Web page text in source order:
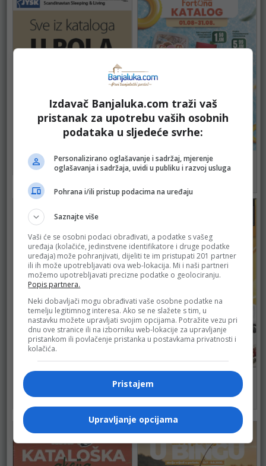
JYSK
do 18.08.2026.
92
FORTUNA
do 31.08.2026.
do 16.08.2026.
do 16.08.2026.
Izdavač Banjaluka.com traži vaš
pristanak za upotrebu vaših osobnih
podataka u sljedeće svrhe:
Personalizirano oglašavanje i sadržaj, mjerenje
oglašavanja i sadržaja, uvidi u publiku i razvoj usluga
Pohrana i/ili pristup podacima na uređaju
Saznajte više
Vaši će se osobni podaci obrađivati, a podatke s vašeg
uređaja (kolačiće, jedinstvene identifikatore i druge podatke
uređaja) može pohranjivati, dijeliti te im pristupati 201 partner
ili ih može upotrebljavati ova web-lokacija. Mi i naši partneri
možemo upotrebljavati precizne podatke o geolociranju.
Popis partnera.
Neki dobavljači mogu obrađivati vaše osobne podatke na
temelju legitimnog interesa. Ako se ne slažete s tim, u
nastavku možete upravljati svojim opcijama. Potražite vezu pri
dnu ove stranice ili na izborniku web-lokacije za upravljanje
pristankom ili povlačenje pristanka u postavkama privatnosti i
kolačića.
Pristajem
Upravljanje opcijama